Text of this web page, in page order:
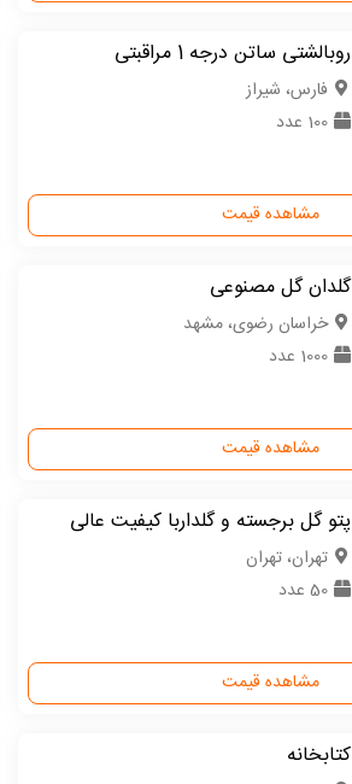
روبالشتی ساتن درجه 1 مراقبتی
فارس، شیراز
100 عدد
مشاهده قیمت
گلدان گل مصنوعی
خراسان رضوی، مشهد
1000 عدد
مشاهده قیمت
پتو گل برجسته و گلداربا کیفیت عالی
تهران، تهران
50 عدد
مشاهده قیمت
کتابخانه